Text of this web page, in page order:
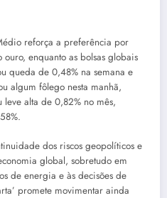
reforça a preferência por
enquanto as bolsas globais
queda de 0,48% na semana e
algum fôlego nesta manhã,
leve alta de 0,82% no mês,
dos riscos geopolíticos e
global, sobretudo em
de energia e às decisões de
promete movimentar ainda